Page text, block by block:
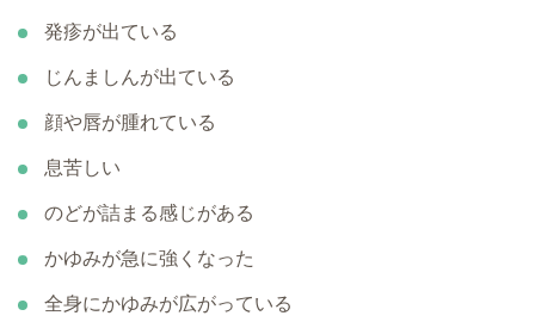
発疹が出ている
じんましんが出ている
顔や唇が腫れている
息苦しい
のどが詰まる感じがある
かゆみが急に強くなった
全身にかゆみが広がっている